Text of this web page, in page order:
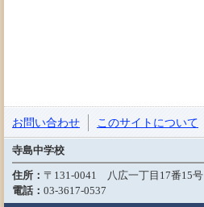
お問い合わせ このサイトについて
寺島中学校
住所： 〒131-0041 八広一丁目17番15号
電話： 03-3617-0537